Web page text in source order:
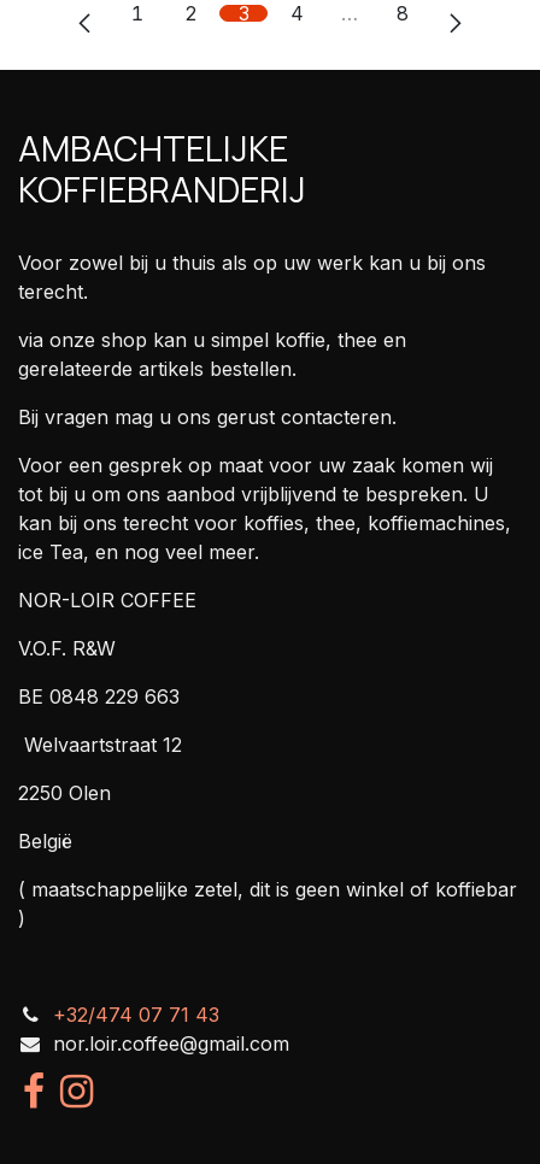
1 2 3 4 … 8
AMBACHTELIJKE
KOFFIEBRANDERIJ
Voor zowel bij u thuis als op uw werk kan u bij ons
terecht.
via onze shop kan u simpel koffie, thee en
gerelateerde artikels bestellen.
Bij vragen mag u ons gerust contacteren.
Voor een gesprek op maat voor uw zaak komen wij
tot bij u om ons aanbod vrijblijvend te bespreken. U
kan bij ons terecht voor koffies, thee, koffiemachines,
ice Tea, en nog veel meer.
NOR-LOIR COFFEE
V.O.F. R&W
BE 0848 229 663
Welvaartstraat 12
2250 Olen
België
( maatschappelijke zetel, dit is geen winkel of koffiebar
)
+32/474 07 71 43
nor.loir.coffee@gmail.com